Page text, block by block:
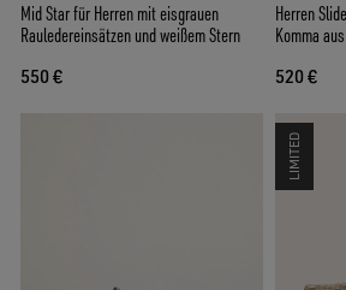
Mid Star für Herren mit eisgrauen
Rauledereinsätzen und weißem Stern
550 €
Herren
Komma
520 €
LIMITED